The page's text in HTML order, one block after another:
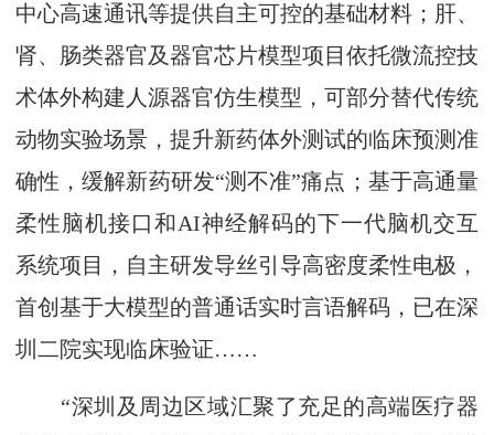
中心高速通讯等提供自主可控的基础材料；肝、
肾、肠类器官及器官芯片模型项目依托微流控技
术体外构建人源器官仿生模型，可部分替代传统
动物实验场景，提升新药体外测试的临床预测准
确性，缓解新药研发“测不准”痛点；基于高通量
柔性脑机接口和AI神经解码的下一代脑机交互
系统项目，自主研发导丝引导高密度柔性电极，
首创基于大模型的普通话实时言语解码，已在深
圳二院实现临床验证……
“深圳及周边区域汇聚了充足的高端医疗器